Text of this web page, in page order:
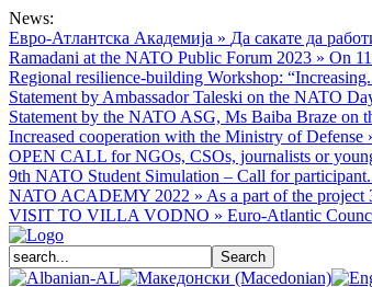
News:
Евро-Атлантска Академија » Да сакате да
Ramadani at the NATO Public Forum 2023 » On
Regional resilience-building Workshop:
Statement by Ambassador Taleski on the NATO
Statement by the NATO ASG, Ms Baiba Braze on
Increased cooperation with the Ministry of Defense
OPEN CALL for NGOs, CSOs, journalists or
9th NATO Student Simulation – Call for
NATO ACADEMY 2022 » As а part of the
VISIT TO VILLA VODNO » Euro-Atlantic